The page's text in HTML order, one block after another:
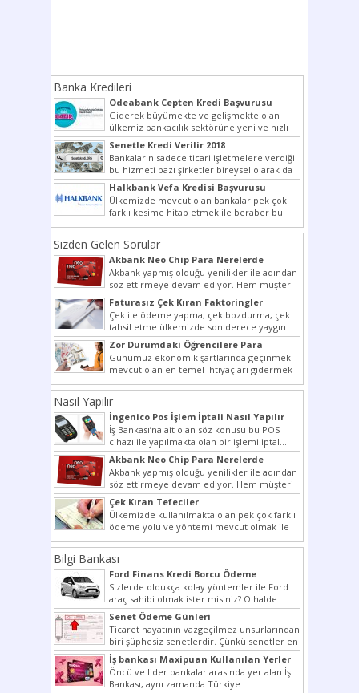
Banka Kredileri
Odeabank Cepten Kredi Başvurusu
KREDIM 8444
Giderek büyümekte ve gelişmekte olan
ülkemiz bankacılık sektörüne yeni ve hızlı
bir giriş yapmış olan...
Senetle Kredi Verilir 2018
Bankaların sadece ticari işletmelere verdiği
bu hizmeti bazı şirketler bireysel olarak da
vermektedir. Senetle kredi...
Halkbank Vefa Kredisi Başvurusu
Ülkemizde mevcut olan bankalar pek çok
farklı kesime hitap etmek ile beraber bu
noktada son...
Sizden Gelen Sorular
Akbank Neo Chip Para Nerelerde
Kullanılır?
Akbank yapmış olduğu yenilikler ile adından
söz ettirmeye devam ediyor. Hem müşteri
potansiyelini arttırmak hem...
Faturasız Çek Kıran Faktoringler
Çek ile ödeme yapma, çek bozdurma, çek
tahsil etme ülkemizde son derece yaygın
bir şekilde...
Zor Durumdaki Öğrencilere Para
Yardımı
Günümüz ekonomik şartlarında geçinmek
mevcut olan en temel ihtiyaçları gidermek
dahi son derece zor olmak...
Nasıl Yapılır
İngenico Pos İşlem İptali Nasıl Yapılır
İş Bankası’na ait olan söz konusu bu POS
cihazı ile yapılmakta olan bir işlemi iptal...
Akbank Neo Chip Para Nerelerde
Kullanılır?
Akbank yapmış olduğu yenilikler ile adından
söz ettirmeye devam ediyor. Hem müşteri
potansiyelini arttırmak hem...
Çek Kıran Tefeciler
Ülkemizde kullanılmakta olan pek çok farklı
ödeme yolu ve yöntemi mevcut olmak ile
beraber bunlar...
Bilgi Bankası
Ford Finans Kredi Borcu Ödeme
Sizlerde oldukça kolay yöntemler ile Ford
araç sahibi olmak ister misiniz? O halde
yazımız ilginizi...
Senet Ödeme Günleri
Ticaret hayatının vazgeçilmez unsurlarından
biri şüphesiz senetlerdir. Çünkü senetler en
çok kullanılan ödeme araçlarıdır. Taksitler...
İş bankası Maxipuan Kullanılan Yerler
Öncü ve lider bankalar arasında yer alan İş
Bankası, aynı zamanda Türkiye